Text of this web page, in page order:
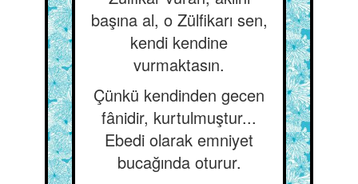
başına al, o Zülfikarı sen,
kendi kendine
vurmaktasın.
Çünkü kendinden gecen
fânidir, kurtulmuştur...
Ebedi olarak emniyet
bucağında oturur.